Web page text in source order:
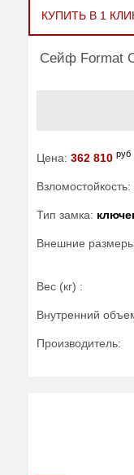
КУПИТЬ В 1
Сейф Format
Цена: 362 810 руб
Взломостойкость:
Тип замка:
Внешние
Вес (кг) :
Внутренний
Производитель: